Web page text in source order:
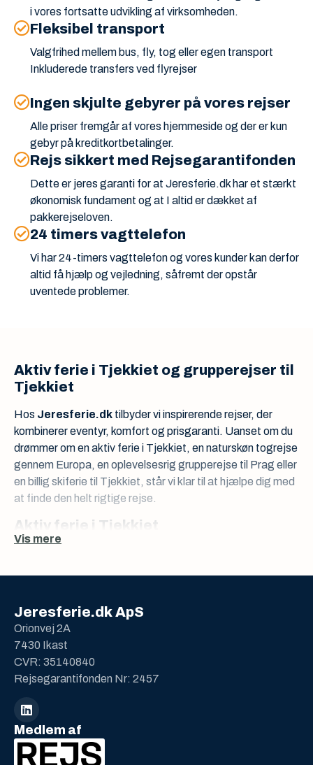
i vores fortsatte udvikling af virksomheden.
Fleksibel transport
Valgfrihed mellem bus, fly, tog eller egen transport
Inkluderede transfers ved flyrejser
Ingen skjulte gebyrer på vores rejser
Alle priser fremgår af vores hjemmeside og der er kun
gebyr på kreditkortbetalinger.
Rejs sikkert med Rejsegarantifonden
Dette er jeres garanti for at Jeresferie.dk har et stærkt
økonomisk fundament og at I altid er dækket af
pakkerejseloven.
24 timers vagttelefon
Vi har 24-timers vagttelefon og vores kunder kan derfor
altid få hjælp og vejledning, såfremt der opstår
uventede problemer.
Aktiv ferie i Tjekkiet og grupperejser til
Tjekkiet
Hos Jeresferie.dk tilbyder vi inspirerende rejser, der
kombinerer eventyr, komfort og prisgaranti. Uanset om du
drømmer om en aktiv ferie i Tjekkiet, en naturskøn togrejse
gennem Europa, en oplevelsesrig grupperejse til Prag eller
en billig skiferie til Tjekkiet, står vi klar til at hjælpe dig med
at finde den helt rigtige rejse.
Aktiv ferie i Tjekkiet
udfordrende aktiviteter som rapelling, bridging, trekking,
cykling og mountainbike – alt tilpasset børnefamilier med
Schweiz
Drømmer du om at opleve Europas smukkeste landskaber
fra togvinduet? Med vores
Vis mere
Jeresferie.dk ApS
Orionvej 2A
7430 Ikast
CVR: 35140840
Rejsegarantifonden Nr: 2457
Medlem af